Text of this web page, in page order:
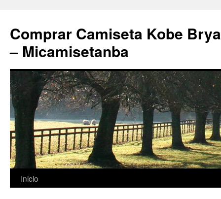
Comprar Camiseta Kobe
– Micamisetanba
Saltar
Inicio